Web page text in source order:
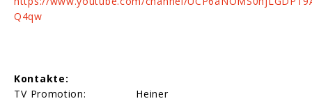
Q4qw
Kontakte:
TV Promotion: Heiner